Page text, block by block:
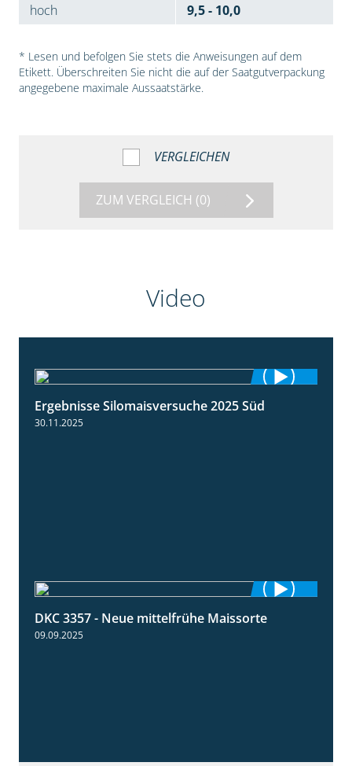
hoch
9,5 - 10,0
* Lesen und befolgen Sie stets die Anweisungen auf dem
Etikett. Überschreiten Sie nicht die auf der Saatgutverpackung
angegebene maximale Aussaatstärke.
VERGLEICHEN
ZUM VERGLEICH (0)
Video
Ergebnisse Silomaisversuche 2025 Süd
30.11.2025
DKC 3357 - Neue mittelfrühe Maissorte
09.09.2025